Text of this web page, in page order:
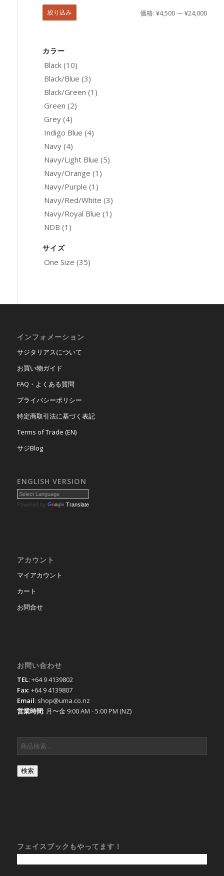
絞り込み 価格:¥4,500—¥24,000
カラー
Black (10)
Black/Blue (3)
Black/Green (1)
Green (2)
Grey (4)
Indigo Blue (4)
Navy (4)
Navy/Light Blue (5)
Navy/Orange (1)
Navy/Purple (1)
Navy/Red/White (3)
Navy/Royal Blue (1)
NDB (1)
サイズ
One Size (35)
インフォメーション
サジタリアスについて
お買い物ガイド
FAQ・よくある質問
プライバシーポリシー
特定商取引法に基づく表記
Terms of Trade (EN)
サジBlog
ENGLISH VERSION
Powered by Translate
アカウント
マイアカウント
カート
お問合せ
お問い合わせ
TEL: +64 9 4139802
Fax: +64 9 4139807
Email: shop@uma.co.nz
営業時間: 月〜金 9:00 AM - 5:00 PM (NZ)
検索
フェイスブックもやってます！